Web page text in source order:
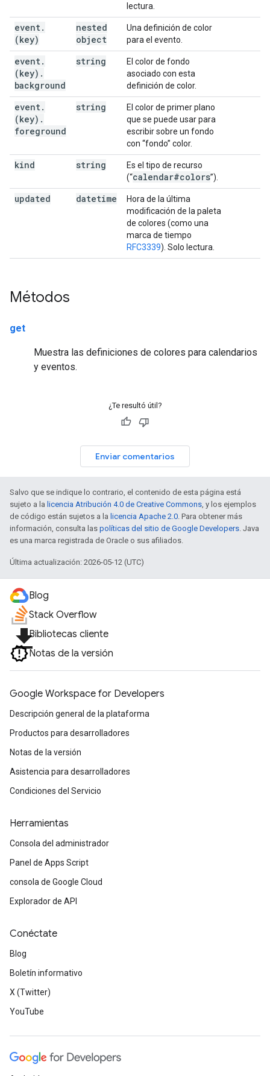
lectura.
event.
(key)
nested
object
Una definición de color
para el evento.
event.
(key) .
background
string
El color de fondo
asociado con esta
definición de color.
event.
(key) .
foreground
string
El color de primer plano
que se puede usar para
escribir sobre un fondo
con “fondo” color.
kind string
Es el tipo de recurso
(“calendar#colors”).
updated datetime
Hora de la última
modificación de la paleta
de colores (como una
marca de tiempo
RFC3339). Solo lectura.
Métodos
get
Muestra las definiciones de colores para calendarios
y eventos.
¿Te resultó útil?
Enviar comentarios
Salvo que se indique lo contrario, el contenido de esta página está
sujeto a la licencia Atribución 4.0 de Creative Commons, y los ejemplos
de código están sujetos a la licencia Apache 2.0. Para obtener más
información, consulta las políticas del sitio de Google Developers. Java
es una marca registrada de Oracle o sus afiliados.
Última actualización: 2026-05-12 (UTC)
Blog
Stack Overflow
file_downloadBibliotecas cliente
Notas de la versión
Google Workspace for Developers
Descripción general de la plataforma
Productos para desarrolladores
Notas de la versión
Asistencia para desarrolladores
Condiciones del Servicio
Herramientas
Consola del administrador
Panel de Apps Script
consola de Google Cloud
Explorador de API
Conéctate
Blog
Boletín informativo
X (Twitter)
YouTube